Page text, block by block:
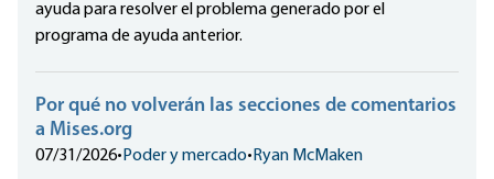
ayuda para resolver el problema generado por el
programa de ayuda anterior.
Por qué no volverán las secciones de comentarios
a Mises.org
07/31/2026• Poder y mercado• Ryan McMaken